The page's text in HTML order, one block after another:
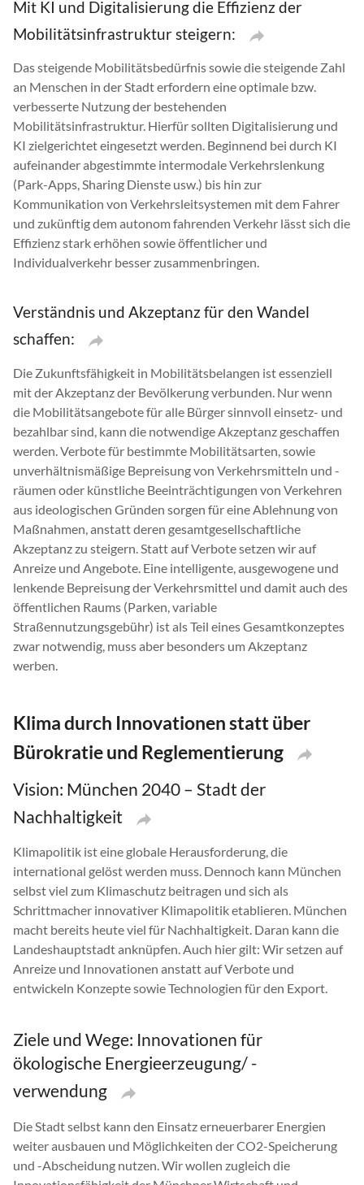
Mit KI und Digitalisierung die Effizienz der
Mobilitätsinfrastruktur steigern:
Das steigende Mobilitätsbedürfnis sowie die steigende Zahl
an Menschen in der Stadt erfordern eine optimale bzw.
verbesserte Nutzung der bestehenden
Mobilitätsinfrastruktur. Hierfür sollten Digitalisierung und
KI zielgerichtet eingesetzt werden. Beginnend bei durch KI
aufeinander abgestimmte intermodale Verkehrslenkung
(Park-Apps, Sharing Dienste usw.) bis hin zur
Kommunikation von Verkehrsleitsystemen mit dem Fahrer
und zukünftig dem autonom fahrenden Verkehr lässt sich die
Effizienz stark erhöhen sowie öffentlicher und
Individualverkehr besser zusammenbringen.
Verständnis und Akzeptanz für den Wandel
schaffen:
Die Zukunftsfähigkeit in Mobilitätsbelangen ist essenziell
mit der Akzeptanz der Bevölkerung verbunden. Nur wenn
die Mobilitätsangebote für alle Bürger sinnvoll einsetz- und
bezahlbar sind, kann die notwendige Akzeptanz geschaffen
werden. Verbote für bestimmte Mobilitätsarten, sowie
unverhältnismäßige Bepreisung von Verkehrsmitteln und -
räumen oder künstliche Beeinträchtigungen von Verkehren
aus ideologischen Gründen sorgen für eine Ablehnung von
Maßnahmen, anstatt deren gesamtgesellschaftliche
Akzeptanz zu steigern. Statt auf Verbote setzen wir auf
Anreize und Angebote. Eine intelligente, ausgewogene und
lenkende Bepreisung der Verkehrsmittel und damit auch des
öffentlichen Raums (Parken, variable
Straßennutzungsgebühr) ist als Teil eines Gesamtkonzeptes
zwar notwendig, muss aber besonders um Akzeptanz
werben.
Klima durch Innovationen statt über
Bürokratie und Reglementierung
Vision: München 2040 – Stadt der
Nachhaltigkeit
Klimapolitik ist eine globale Herausforderung, die
international gelöst werden muss. Dennoch kann München
selbst viel zum Klimaschutz beitragen und sich als
Schrittmacher innovativer Klimapolitik etablieren. München
macht bereits heute viel für Nachhaltigkeit. Daran kann die
Landeshauptstadt anknüpfen. Auch hier gilt: Wir setzen auf
Anreize und Innovationen anstatt auf Verbote und
entwickeln Konzepte sowie Technologien für den Export.
Ziele und Wege: Innovationen für
ökologische Energieerzeugung/ -
verwendung
Die Stadt selbst kann den Einsatz erneuerbarer Energien
weiter ausbauen und Möglichkeiten der CO2-Speicherung
und -Abscheidung nutzen. Wir wollen zugleich die